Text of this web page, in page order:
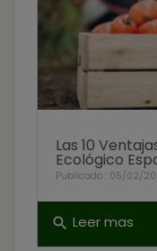
Las 10
Ecológico
Publicado : 05/02/
search Leer mas